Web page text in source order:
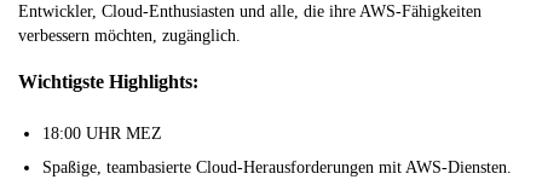
Entwickler, Cloud-Enthusiasten und alle, die ihre AWS-Fähigkeiten
verbessern möchten, zugänglich.
Wichtigste Highlights:
18:00 UHR MEZ
Spaßige, teambasierte Cloud-Herausforderungen mit AWS-Diensten.